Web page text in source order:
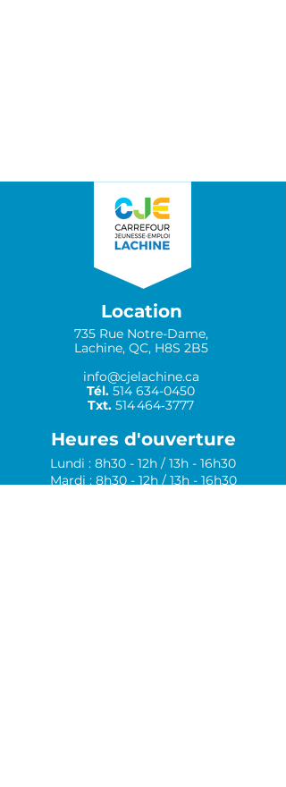
Location
735 Rue Notre-Dame,
Lachine, QC, H8S 2B5
info@cjelachine.ca
Tél. 514 634-0450
Txt. 514 464‑3777
Heures d'ouverture
Lundi : 8h30 - 12h / 13h - 16h30
Mardi : 8h30 - 12h / 13h - 16h30